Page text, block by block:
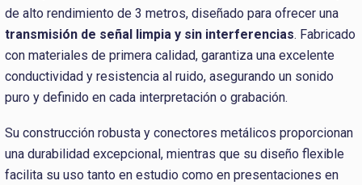
de alto rendimiento de 3 metros, diseñado para ofrecer una
transmisión de señal limpia y sin interferencias. Fabricado
con materiales de primera calidad, garantiza una excelente
conductividad y resistencia al ruido, asegurando un sonido
puro y definido en cada interpretación o grabación.
Su construcción robusta y conectores metálicos proporcionan
una durabilidad excepcional, mientras que su diseño flexible
facilita su uso tanto en estudio como en presentaciones en